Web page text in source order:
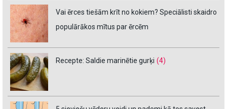
Vai ērces tiešām krīt no kokiem? Speciālisti skaidro
populārākos mītus par ērcēm
Recepte: Saldie marinētie gurķi (4)